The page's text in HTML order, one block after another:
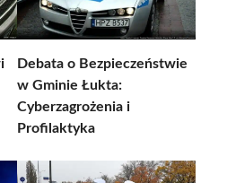
Debata o Bezpieczeństwie
w Gminie Łukta:
Cyberzagrożenia i
Profilaktyka